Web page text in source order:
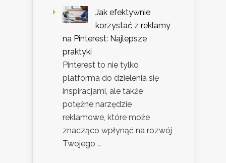
Jak efektywnie
korzystać z reklamy
na Pinterest: Najlepsze
praktyki
Pinterest to nie tylko
platforma do dzielenia się
inspiracjami, ale także
potężne narzędzie
reklamowe, które może
znacząco wpłynąć na rozwój
Twojego …